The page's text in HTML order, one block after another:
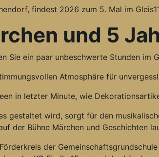
findest 2026 zum 5. Mal im
und 5
Sie ein paar unbeschwerte Stunden im
Atmosphäre für
in letzter Minute, wie
gestaltet wird, sorgt für den
der Bühne Märchen und Geschichten
der